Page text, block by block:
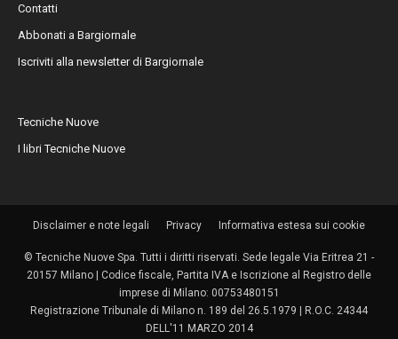
Contatti
Abbonati a Bargiornale
Iscriviti alla newsletter di Bargiornale
Tecniche Nuove
I libri Tecniche Nuove
Disclaimer e note legali Privacy Informativa estesa sui cookie
© Tecniche Nuove Spa. Tutti i diritti riservati. Sede legale Via Eritrea 21 -
20157 Milano | Codice fiscale, Partita IVA e Iscrizione al Registro delle
imprese di Milano: 00753480151
Registrazione Tribunale di Milano n. 189 del 26.5.1979 | R.O.C. 24344
DELL'11 MARZO 2014